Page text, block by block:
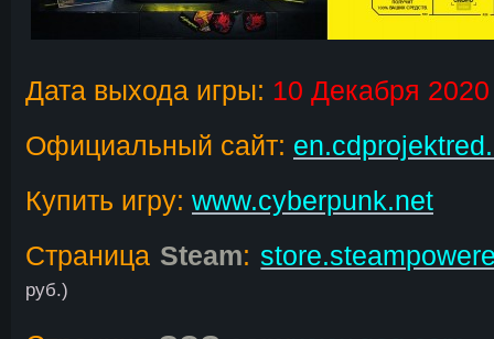
Дата выхода игры: 10 Декабря 2020
Официальный сайт:
Купить игру: www.cyberpunk.net
Страница Steam:
руб.)